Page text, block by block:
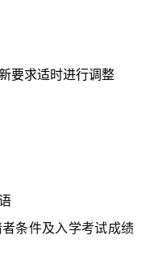
要求适时进行调整
条件及入学考试成绩